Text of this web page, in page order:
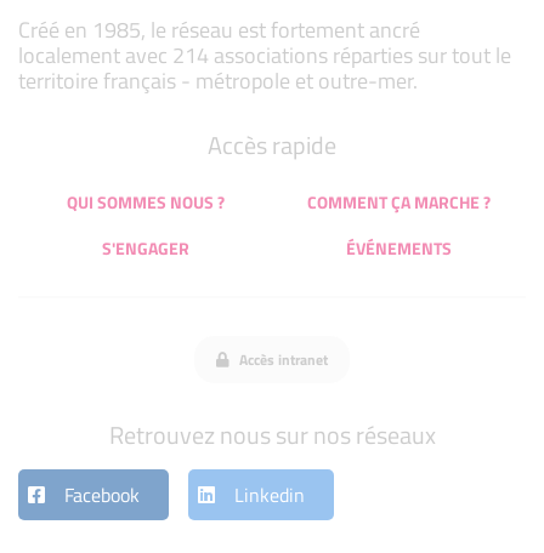
Créé en 1985, le réseau est fortement ancré
localement avec 214 associations réparties sur tout le
territoire français - métropole et outre-mer.
Accès rapide
QUI SOMMES NOUS ?
COMMENT ÇA MARCHE ?
S'ENGAGER
ÉVÉNEMENTS
Accès intranet
Retrouvez nous sur nos réseaux
Facebook Linkedin